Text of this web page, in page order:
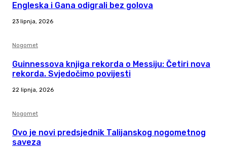
Engleska i Gana odigrali bez golova
23 lipnja, 2026
Nogomet
Guinnessova knjiga rekorda o Messiju: Četiri nova
rekorda. Svjedočimo povijesti
22 lipnja, 2026
Nogomet
Ovo je novi predsjednik Talijanskog nogometnog
saveza